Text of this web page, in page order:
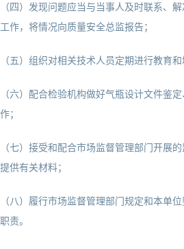
（四）发现问题应当与当事人及时联系、
工作，将情况向质量安全总监报告；
（五）组织对相关技术人员定期进行教育和
（六）配合检验机构做好气瓶设计文件鉴
作；
（七）接受和配合市场监督管理部门开展
提供有关材料；
（八）履行市场监督管理部门规定和本单
职责。